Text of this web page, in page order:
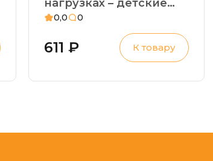
нагрузках – детские
стельки лечебно-
профилактические.
Профилактика
0,0 0
611 ₽ К товару